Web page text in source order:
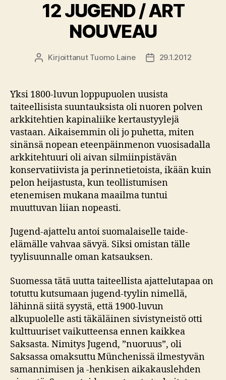
12 JUGEND / ART
NOUVEAU
Kirjoittaja
Kirjoittanut Tuomo Laine Julkaisupäivämäärä
29.1.2012
Yksi 1800-luvun loppupuolen uusista
taiteellisista suuntauksista oli nuoren polven
arkkitehtien kapinaliike kertaustyylejä
vastaan. Aikaisemmin oli jo puhetta, miten
sinänsä nopean eteenpäinmenon vuosisadalla
arkkitehtuuri oli aivan silmiinpistävän
konservatiivista ja perinnetietoista, ikään kuin
pelon heijastusta, kun teollistumisen
etenemisen mukana maailma tuntui
muuttuvan liian nopeasti.
Jugend-ajattelu antoi suomalaiselle taide-
elämälle vahvaa sävyä. Siksi omistan tälle
tyylisuunnalle oman katsauksen.
Suomessa tätä uutta taiteellista ajattelutapaa on
totuttu kutsumaan jugend-tyylin nimellä,
lähinnä siitä syystä, että 1900-luvun
alkupuolelle asti täkäläinen sivistyneistö otti
kulttuuriset vaikutteensa ennen kaikkea
Saksasta. Nimitys Jugend, ”nuoruus”, oli
Saksassa omaksuttu Münchenissä ilmestyvän
samannimisen ja -henkisen aikakauslehden